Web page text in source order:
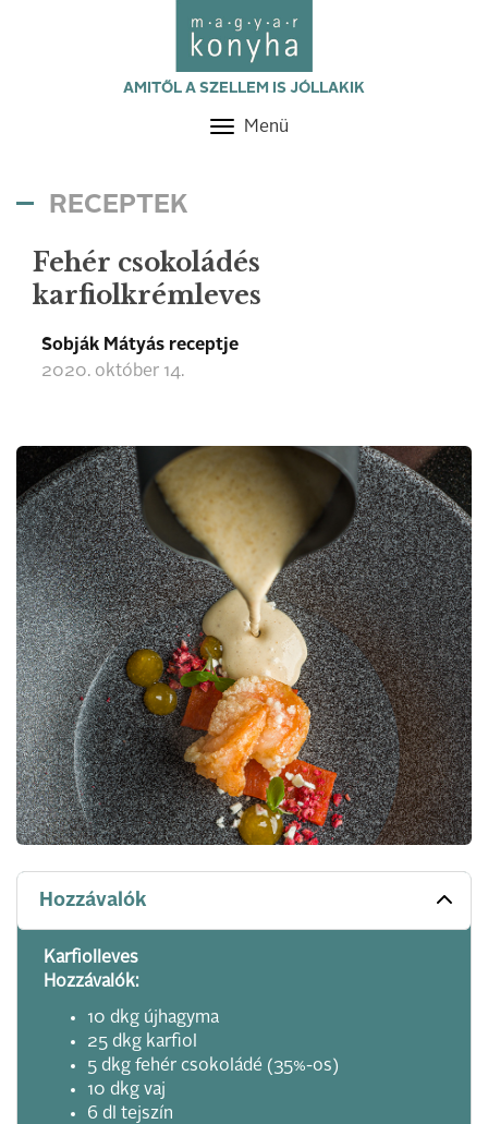
AMITŐL A SZELLEM IS JÓLLAKIK
Toggle
Menü
RECEPTEK
Fehér csokoládés
karfiolkrémleves
Sobják Mátyás receptje
2020. október 14.
Hozzávalók
Karfiolleves
Hozzávalók:
10 dkg újhagyma
25 dkg karfiol
5 dkg fehér csokoládé (35%-os)
10 dkg vaj
6 dl tejszín